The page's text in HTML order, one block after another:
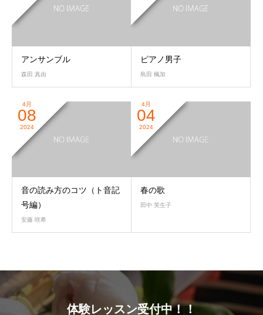
アンサンブル
森田 真由
ピアノ男子
島田 楓加
4月
08
2024
音の読み方のコツ（ト音記
号編）
安藤 咲希
4月
04
2024
春の歌
田中 芙生子
体験レッスン受付中！！